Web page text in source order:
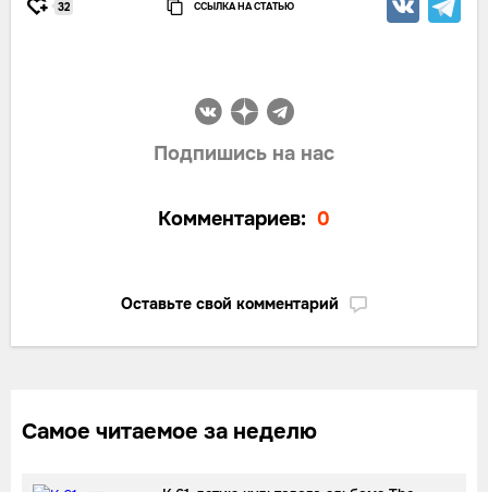
32 ССЫЛКА НА СТАТЬЮ
Подпишись на нас
Комментариев: 0
Оставьте свой комментарий
Самое читаемое за неделю